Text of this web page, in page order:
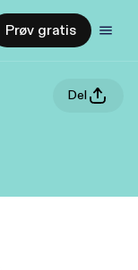
Prøv gratis
Del